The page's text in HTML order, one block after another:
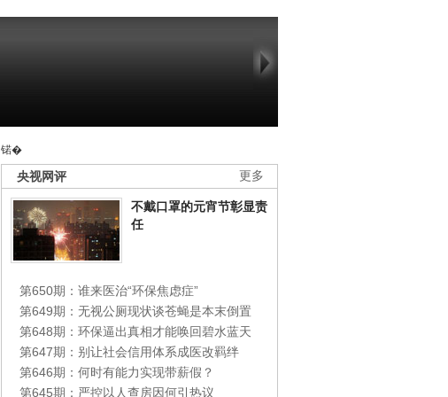
锘�
更多
央视网评
不戴口罩的元宵节彰显责
任
第650期：谁来医治“环保焦虑症”
第649期：无视公厕现状谈苍蝇是本末倒置
第648期：环保逼出真相才能唤回碧水蓝天
第647期：别让社会信用体系成医改羁绊
第646期：何时有能力实现带薪假？
第645期：严控以人查房因何引热议